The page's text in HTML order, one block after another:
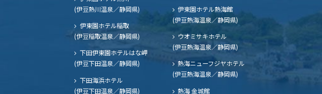
(伊豆熱川温泉／静岡県)
伊東園ホテル稲取
(伊豆稲取温泉／静岡県)
下田伊東園ホテルはな岬
(伊豆下田温泉／静岡県)
下田海浜ホテル
(伊豆下田温泉／静岡県)
伊東園ホテル熱海館
(伊豆熱海温泉／静岡県)
ウオミサキホテル
(伊豆熱海温泉／静岡県)
熱海ニューフジヤホテル
(伊豆熱海温泉／静岡県)
熱海 金城館